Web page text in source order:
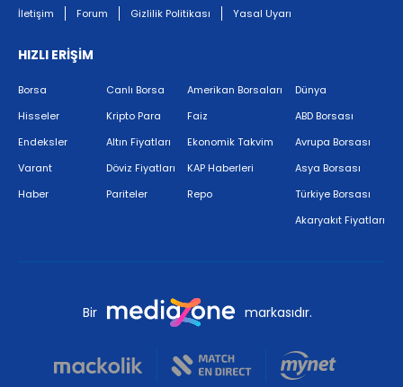
İletişim Forum Gizlilik Politikası Yasal Uyarı
HIZLI ERİŞİM
Borsa
Hisseler
Endeksler
Varant
Haber
Canlı Borsa
Kripto Para
Altın Fiyatları
Döviz Fiyatları
Pariteler
Amerikan Borsaları
Faiz
Ekonomik Takvim
KAP Haberleri
Repo
Dünya
ABD Borsası
Avrupa Borsası
Asya Borsası
Türkiye Borsası
Akaryakıt Fiyatları
Bir markasıdır.